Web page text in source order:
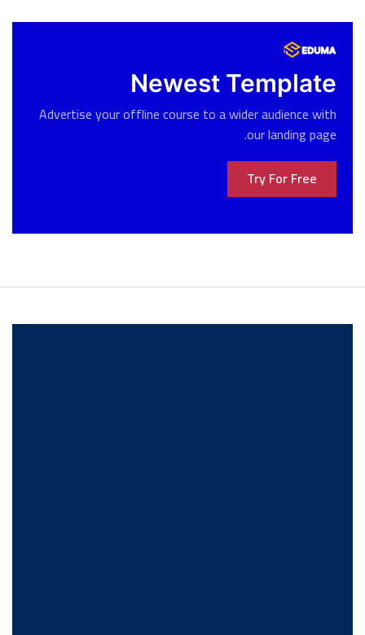
Newest Template
Advertise your offline course to a wider audience with
our landing page.
Try For Free